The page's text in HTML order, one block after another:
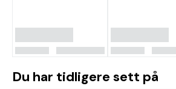
Du har tidligere sett på